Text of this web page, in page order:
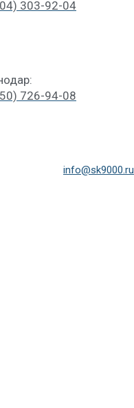
303-92-04
726-94-08
info@sk9000.ru